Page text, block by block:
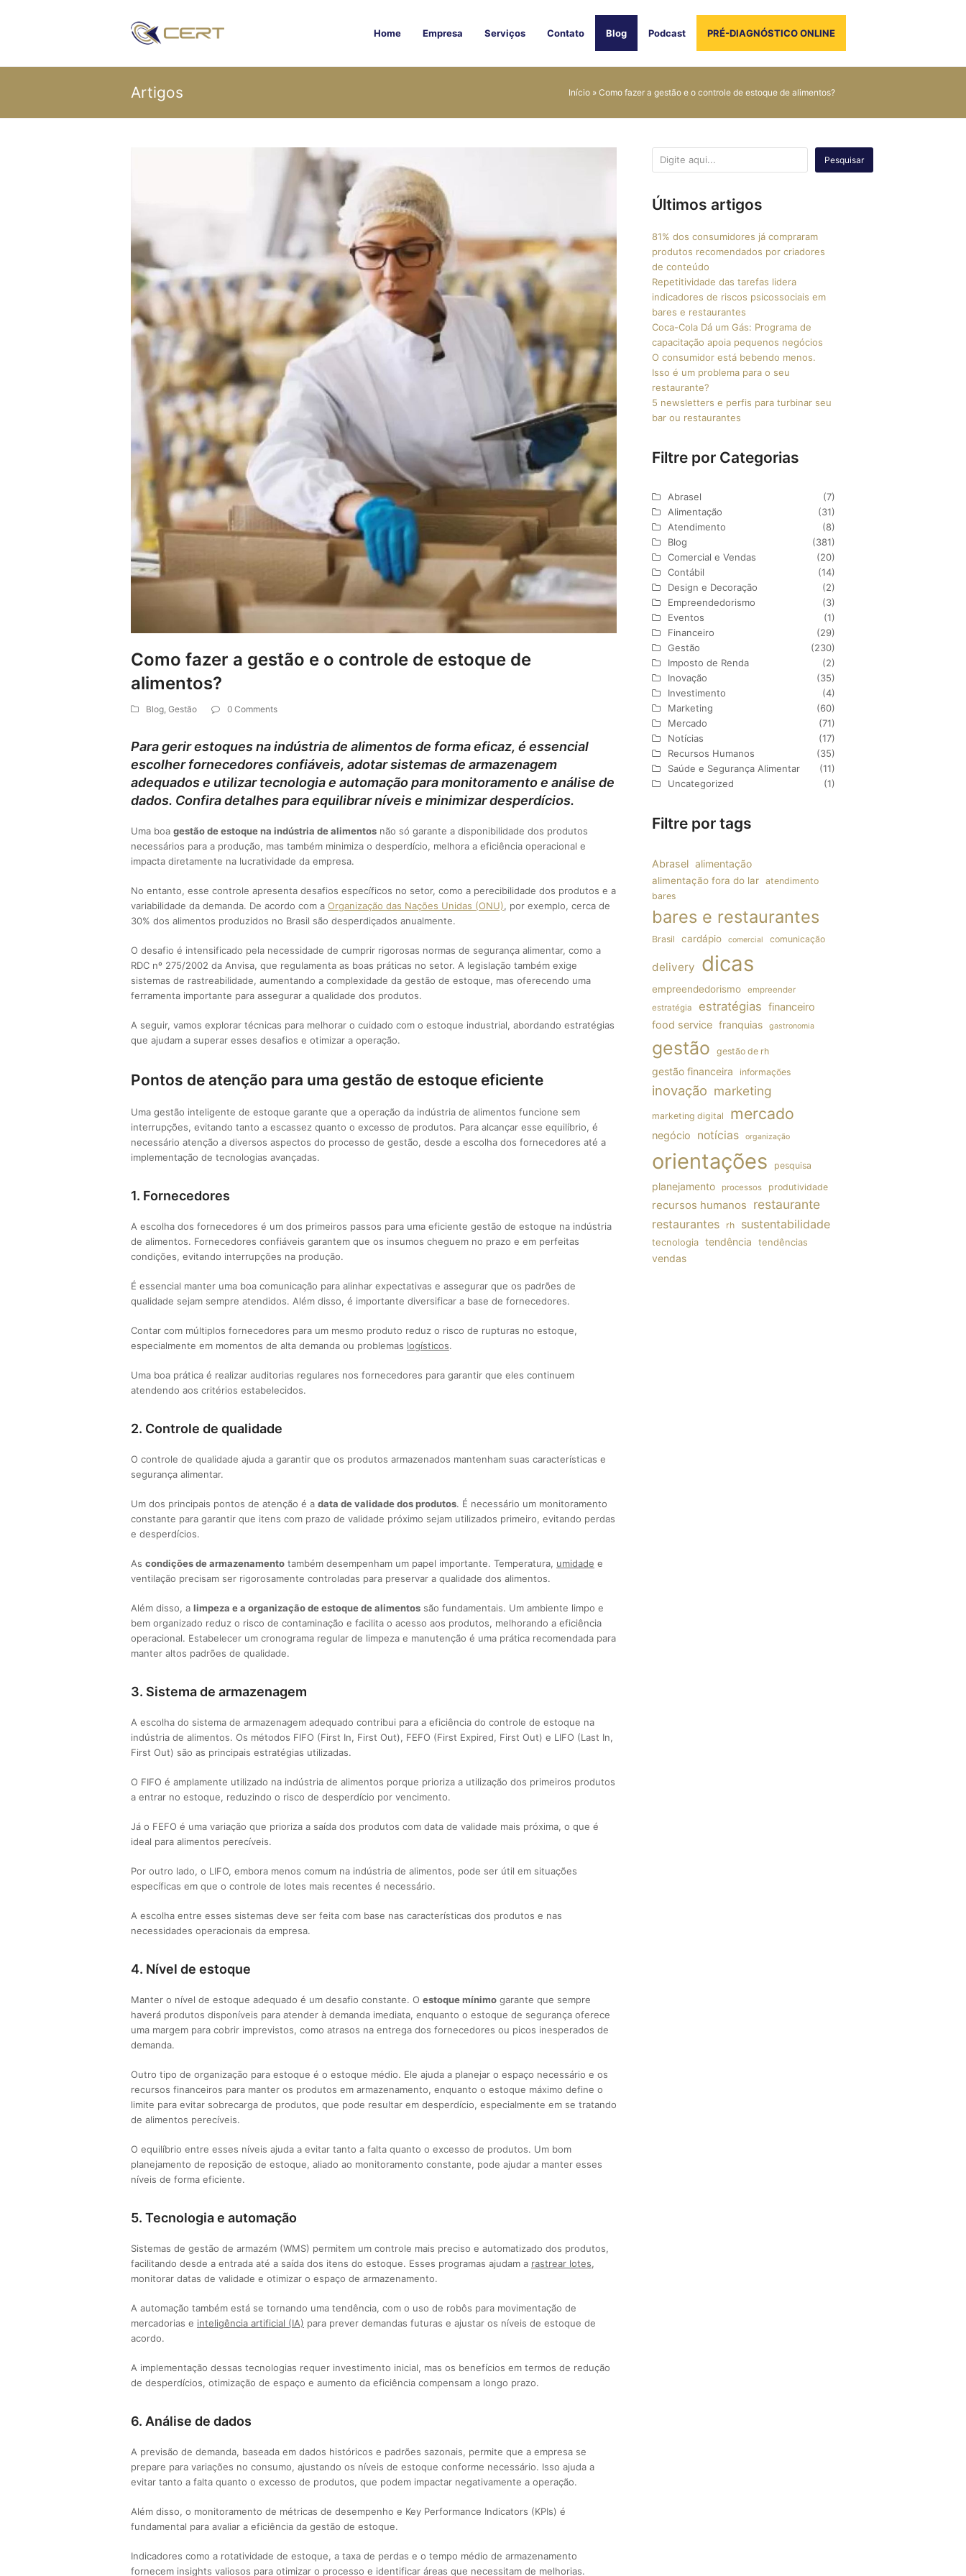
Home Empresa Serviços Contato Blog Podcast PRÉ-DIAGNÓSTICO ONLINE
Artigos Início » Como fazer a gestão e o controle de estoque de alimentos?
Como fazer a gestão e o controle de estoque de
alimentos?
Blog, Gestão 0 Comments
Para gerir estoques na indústria de alimentos de forma eficaz, é essencial
escolher fornecedores confiáveis, adotar sistemas de armazenagem
adequados e utilizar tecnologia e automação para monitoramento e análise de
dados. Confira detalhes para equilibrar níveis e minimizar desperdícios.
Uma boa gestão de estoque na indústria de alimentos não só garante a disponibilidade dos produtos
necessários para a produção, mas também minimiza o desperdício, melhora a eficiência operacional e
impacta diretamente na lucratividade da empresa.
No entanto, esse controle apresenta desafios específicos no setor, como a perecibilidade dos produtos e a
variabilidade da demanda. De acordo com a Organização das Nações Unidas (ONU), por exemplo, cerca de
30% dos alimentos produzidos no Brasil são desperdiçados anualmente.
O desafio é intensificado pela necessidade de cumprir rigorosas normas de segurança alimentar, como a
RDC nº 275/2002 da Anvisa, que regulamenta as boas práticas no setor. A legislação também exige
sistemas de rastreabilidade, aumentando a complexidade da gestão de estoque, mas oferecendo uma
ferramenta importante para assegurar a qualidade dos produtos.
A seguir, vamos explorar técnicas para melhorar o cuidado com o estoque industrial, abordando estratégias
que ajudam a superar esses desafios e otimizar a operação.
Pontos de atenção para uma gestão de estoque eficiente
Uma gestão inteligente de estoque garante que a operação da indústria de alimentos funcione sem
interrupções, evitando tanto a escassez quanto o excesso de produtos. Para alcançar esse equilíbrio, é
necessário atenção a diversos aspectos do processo de gestão, desde a escolha dos fornecedores até a
implementação de tecnologias avançadas.
1. Fornecedores
A escolha dos fornecedores é um dos primeiros passos para uma eficiente gestão de estoque na indústria
de alimentos. Fornecedores confiáveis garantem que os insumos cheguem no prazo e em perfeitas
condições, evitando interrupções na produção.
É essencial manter uma boa comunicação para alinhar expectativas e assegurar que os padrões de
qualidade sejam sempre atendidos. Além disso, é importante diversificar a base de fornecedores.
Contar com múltiplos fornecedores para um mesmo produto reduz o risco de rupturas no estoque,
especialmente em momentos de alta demanda ou problemas logísticos.
Uma boa prática é realizar auditorias regulares nos fornecedores para garantir que eles continuem
atendendo aos critérios estabelecidos.
2. Controle de qualidade
O controle de qualidade ajuda a garantir que os produtos armazenados mantenham suas características e
segurança alimentar.
Um dos principais pontos de atenção é a data de validade dos produtos. É necessário um monitoramento
constante para garantir que itens com prazo de validade próximo sejam utilizados primeiro, evitando perdas
e desperdícios.
As condições de armazenamento também desempenham um papel importante. Temperatura, umidade e
ventilação precisam ser rigorosamente controladas para preservar a qualidade dos alimentos.
Além disso, a limpeza e a organização de estoque de alimentos são fundamentais. Um ambiente limpo e
bem organizado reduz o risco de contaminação e facilita o acesso aos produtos, melhorando a eficiência
operacional. Estabelecer um cronograma regular de limpeza e manutenção é uma prática recomendada para
manter altos padrões de qualidade.
3. Sistema de armazenagem
A escolha do sistema de armazenagem adequado contribui para a eficiência do controle de estoque na
indústria de alimentos. Os métodos FIFO (First In, First Out), FEFO (First Expired, First Out) e LIFO (Last In,
First Out) são as principais estratégias utilizadas.
O FIFO é amplamente utilizado na indústria de alimentos porque prioriza a utilização dos primeiros produtos
a entrar no estoque, reduzindo o risco de desperdício por vencimento.
Já o FEFO é uma variação que prioriza a saída dos produtos com data de validade mais próxima, o que é
ideal para alimentos perecíveis.
Por outro lado, o LIFO, embora menos comum na indústria de alimentos, pode ser útil em situações
específicas em que o controle de lotes mais recentes é necessário.
A escolha entre esses sistemas deve ser feita com base nas características dos produtos e nas
necessidades operacionais da empresa.
4. Nível de estoque
Manter o nível de estoque adequado é um desafio constante. O estoque mínimo garante que sempre
haverá produtos disponíveis para atender à demanda imediata, enquanto o estoque de segurança oferece
uma margem para cobrir imprevistos, como atrasos na entrega dos fornecedores ou picos inesperados de
demanda.
Outro tipo de organização para estoque é o estoque médio. Ele ajuda a planejar o espaço necessário e os
recursos financeiros para manter os produtos em armazenamento, enquanto o estoque máximo define o
limite para evitar sobrecarga de produtos, que pode resultar em desperdício, especialmente em se tratando
de alimentos perecíveis.
O equilíbrio entre esses níveis ajuda a evitar tanto a falta quanto o excesso de produtos. Um bom
planejamento de reposição de estoque, aliado ao monitoramento constante, pode ajudar a manter esses
níveis de forma eficiente.
5. Tecnologia e automação
Sistemas de gestão de armazém (WMS) permitem um controle mais preciso e automatizado dos produtos,
facilitando desde a entrada até a saída dos itens do estoque. Esses programas ajudam a rastrear lotes,
monitorar datas de validade e otimizar o espaço de armazenamento.
A automação também está se tornando uma tendência, com o uso de robôs para movimentação de
mercadorias e inteligência artificial (IA) para prever demandas futuras e ajustar os níveis de estoque de
acordo.
A implementação dessas tecnologias requer investimento inicial, mas os benefícios em termos de redução
de desperdícios, otimização de espaço e aumento da eficiência compensam a longo prazo.
6. Análise de dados
A previsão de demanda, baseada em dados históricos e padrões sazonais, permite que a empresa se
prepare para variações no consumo, ajustando os níveis de estoque conforme necessário. Isso ajuda a
evitar tanto a falta quanto o excesso de produtos, que podem impactar negativamente a operação.
Além disso, o monitoramento de métricas de desempenho e Key Performance Indicators (KPIs) é
fundamental para avaliar a eficiência da gestão de estoque.
Indicadores como a rotatividade de estoque, a taxa de perdas e o tempo médio de armazenamento
fornecem insights valiosos para otimizar o processo e identificar áreas que necessitam de melhorias.
Pesquisar
Últimos artigos
81% dos consumidores já compraram
produtos recomendados por criadores
de conteúdo
Repetitividade das tarefas lidera
indicadores de riscos psicossociais em
bares e restaurantes
Coca-Cola Dá um Gás: Programa de
capacitação apoia pequenos negócios
O consumidor está bebendo menos.
Isso é um problema para o seu
restaurante?
5 newsletters e perfis para turbinar seu
bar ou restaurantes
Filtre por Categorias
Abrasel
(7)
Alimentação
(31)
Atendimento
(8)
Blog
(381)
Comercial e Vendas
(20)
Contábil
(14)
Design e Decoração
(2)
Empreendedorismo
(3)
Eventos
(1)
Financeiro
(29)
Gestão
(230)
Imposto de Renda
(2)
Inovação
(35)
Investimento
(4)
Marketing
(60)
Mercado
(71)
Notícias
(17)
Recursos Humanos
(35)
Saúde e Segurança Alimentar
(11)
Uncategorized
(1)
Filtre por tags
Abrasel alimentação
alimentação fora do lar
atendimento
bares
bares e restaurantes
Brasil cardápio comercial comunicação
delivery dicas
empreendedorismo
empreender
estratégia
estratégias financeiro
food service franquias gastronomia
gestão gestão de rh
gestão financeira informações
inovação marketing
marketing digital mercado
negócio notícias organização
orientações pesquisa
planejamento processos produtividade
recursos humanos restaurante
restaurantes rh sustentabilidade
tecnologia tendência tendências
vendas